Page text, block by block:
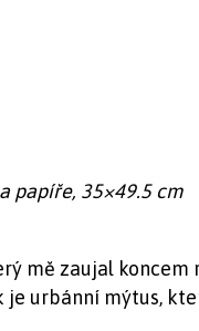
papíře, 35×49.5 cm
mě zaujal
urbánní mýtus,